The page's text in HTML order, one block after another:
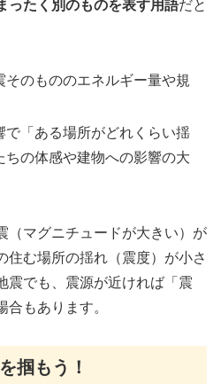
ったく別のものを表す用語だと
そのもののエネルギー量や規
で「ある場所がどれくらい揺
ちの体感や建物への影響の大
（マグニチュードが大きい）が
住む場所の揺れ（震度）が小さ
震でも、震源が近ければ「震
合もあります。
掴もう！